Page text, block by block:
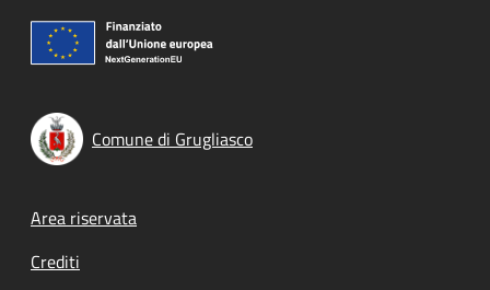
Comune di Grugliasco
Footer menu
Area riservata
Crediti